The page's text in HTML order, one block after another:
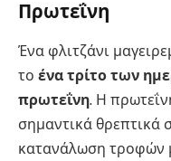
Πρωτεΐνη
Ένα φλιτζάνι
το ένα τρίτο των
πρωτεΐνη. Η
σημαντικά θρεπτικά
κατανάλωση τροφών